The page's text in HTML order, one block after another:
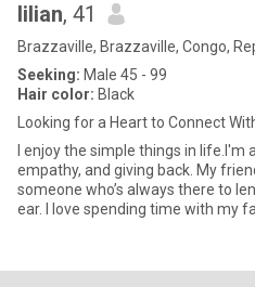
lilian, 41
Brazzaville, Brazzaville, Congo,
Seeking: Male 45 - 99
Hair color: Black
Looking for a Heart to Connect With
I enjoy the simple things in life.I'm
empathy, and giving back. My
someone who’s always there to
ear. I love spending time with my